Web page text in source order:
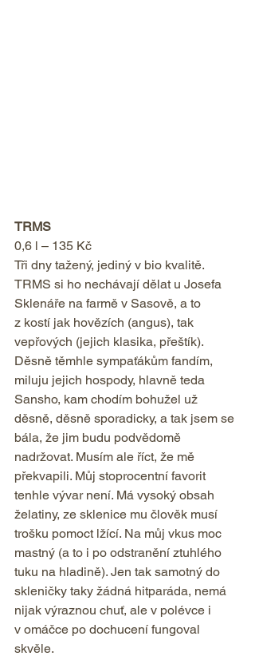
TRMS
0,6 l – 135 Kč
Tři dny tažený, jediný v bio kvalitě.
TRMS si ho nechávají dělat u Josefa
Sklenáře na farmě v Sasově, a to
z kostí jak hovězích (angus), tak
vepřových (jejich klasika, přeštík).
Děsně těmhle sympaťákům fandím,
miluju jejich hospody, hlavně teda
Sansho, kam chodím bohužel už
děsně, děsně sporadicky, a tak jsem se
bála, že jim budu podvědomě
nadržovat. Musím ale říct, že mě
překvapili. Můj stoprocentní favorit
tenhle vývar není. Má vysoký obsah
želatiny, ze sklenice mu člověk musí
trošku pomoct lžící. Na můj vkus moc
mastný (a to i po odstranění ztuhlého
tuku na hladině). Jen tak samotný do
skleničky taky žádná hitparáda, nemá
nijak výraznou chuť, ale v polévce i
v omáčce po dochucení fungoval
skvěle.